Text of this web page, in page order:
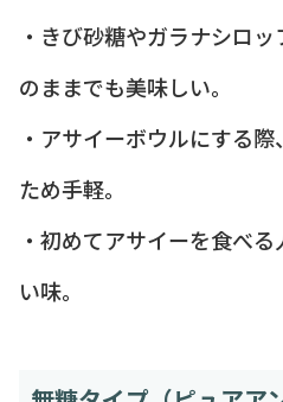
・きび砂糖やガラナシロ
のままでも美味しい。
・アサイーボウルにする
ため手軽。
・初めてアサイーを食べ
い味。